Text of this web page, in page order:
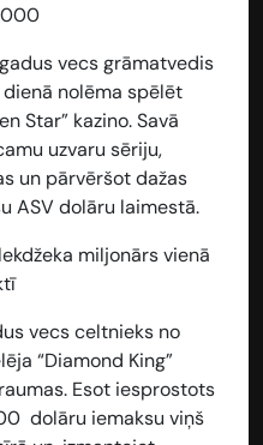
vecs grāmatvedis
dienā nolēma spēlēt
Star” kazino. Savā
uzvaru sēriju,
un pārvēršot dažas
ASV dolāru laimestā.
miljonārs vienā
vecs celtnieks no
“Diamond King”
Esot iesprostots
dolāru iemaksu viņš